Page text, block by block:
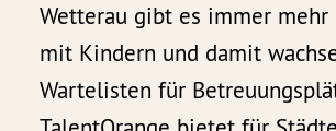
Wetterau gibt es immer mehr
mit Kindern und damit
Wartelisten für